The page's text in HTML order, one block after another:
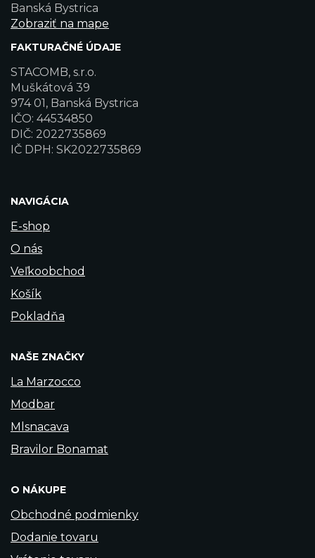
Banská Bystrica
Zobraziť na mape
FAKTURAČNÉ ÚDAJE
STACOMB, s.r.o.
Muškátová 39
974 01, Banská Bystrica
IČO: 44534850
DIČ: 2022735869
IČ DPH: SK2022735869
NAVIGÁCIA
E-shop
O nás
Veľkoobchod
Košík
Pokladňa
NAŠE ZNAČKY
La Marzocco
Modbar
Mlsnacava
Bravilor Bonamat
O NÁKUPE
Obchodné podmienky
Dodanie tovaru